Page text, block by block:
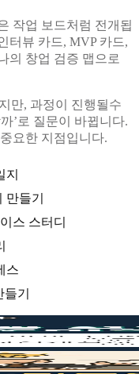
작업 보드처럼 전개됩
터뷰 카드, MVP 카드,
의 창업 검증 맵으로
만, 과정이 진행될수
’로 질문이 바뀝니다.
요한 지점입니다.
들기
스 스터디
스
기